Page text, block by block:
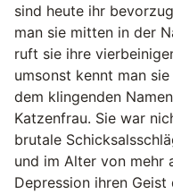
sind heute ihr
man sie mitten in der
ruft sie ihre
umsonst kennt man
dem klingenden
Katzenfrau. Sie war
brutale
und im Alter von mehr
Depression ihren